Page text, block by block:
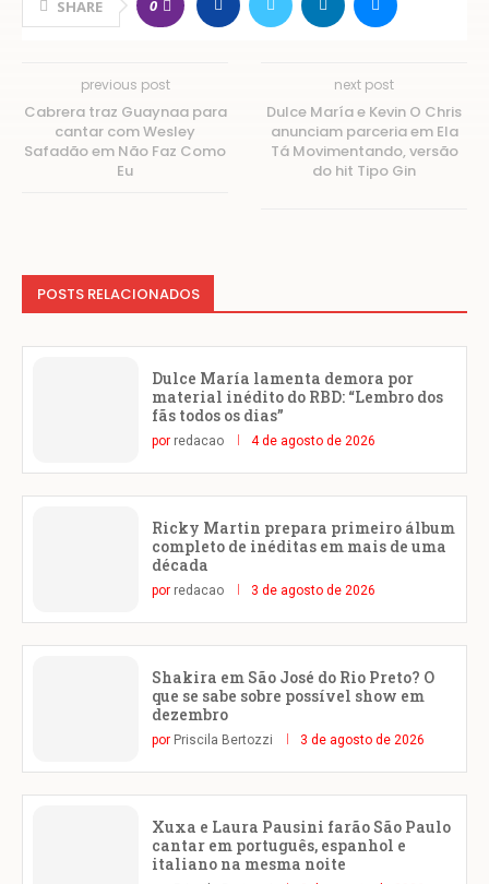
SHARE 0
previous post
Cabrera traz Guaynaa para
cantar com Wesley
Safadão em Não Faz Como
Eu
next post
Dulce María e Kevin O Chris
anunciam parceria em Ela
Tá Movimentando, versão
do hit Tipo Gin
POSTS RELACIONADOS
Dulce María lamenta demora por
material inédito do RBD: “Lembro dos
fãs todos os dias”
por redacao 4 de agosto de 2026
Ricky Martin prepara primeiro álbum
completo de inéditas em mais de uma
década
por redacao 3 de agosto de 2026
Shakira em São José do Rio Preto? O
que se sabe sobre possível show em
dezembro
por Priscila Bertozzi 3 de agosto de 2026
Xuxa e Laura Pausini farão São Paulo
cantar em português, espanhol e
italiano na mesma noite